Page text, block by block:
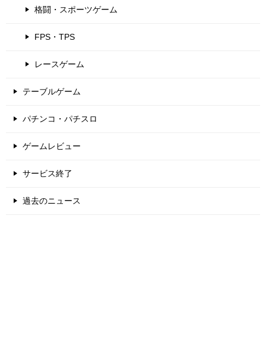
格闘・スポーツゲーム
FPS・TPS
レースゲーム
テーブルゲーム
パチンコ・パチスロ
ゲームレビュー
サービス終了
過去のニュース